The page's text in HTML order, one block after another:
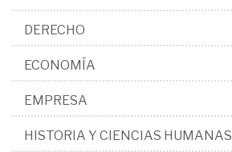
DERECHO
ECONOMÍA
EMPRESA
HISTORIA Y CIENCIAS HUMANAS